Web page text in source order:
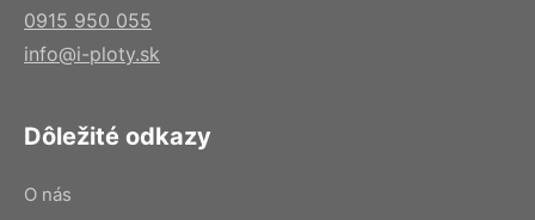
0915 950 055
info@i-ploty.sk
Dôležité odkazy
O nás